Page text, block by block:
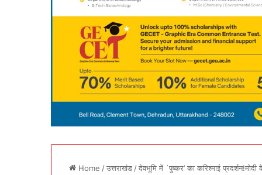
Home /उत्तराखंड /देवभूमि में `पुष्कर’ का करिश्माई